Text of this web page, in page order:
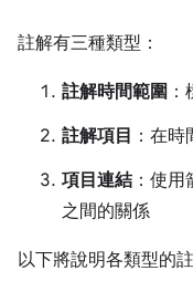
註解有三種類型：
註解時間範圍
註解項目 ：在
項目連結 ：使
之間的關係
以下將說明各類型的